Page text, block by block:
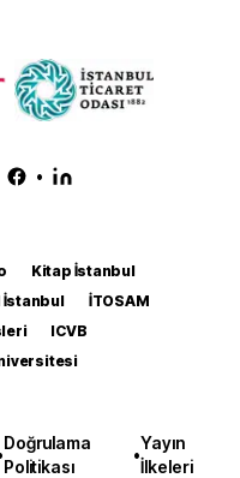
•
Kitap İstanbul
İstanbul
İTOSAM
ICVB
Doğrulama
Politikası
•
Yayın
İlkeleri